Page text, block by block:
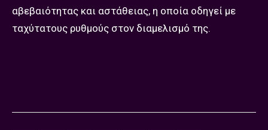
αβεβαιότητας και αστάθειας, η οποία οδηγεί με
ταχύτατους ρυθμούς στον διαμελισμό της.